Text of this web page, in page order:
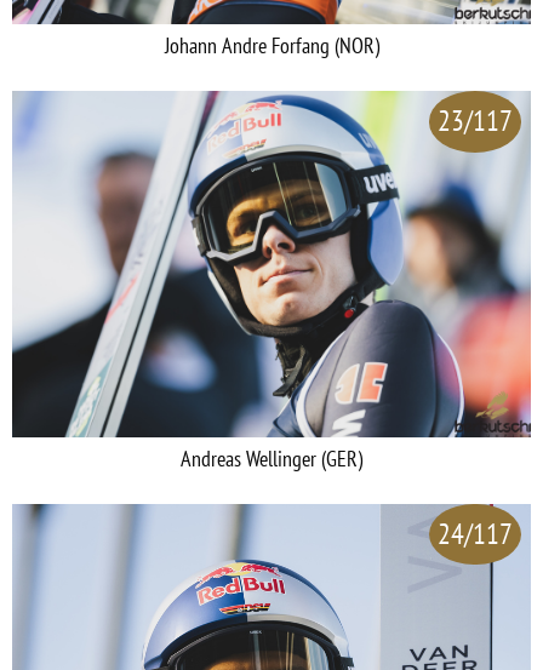
Johann Andre Forfang (NOR)
23/117
Andreas Wellinger (GER)
24/117